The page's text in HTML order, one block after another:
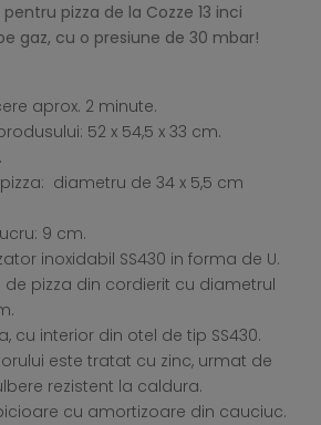
pizza de la Cozze 13 inci
pe gaz, cu o presiune de 30 mbar!
aprox. 2 minute.
52 x 54,5 x 33 cm.
diametru de 34 x 5,5 cm
9 cm.
inoxidabil SS430 in forma de U.
pizza din cordierit cu diametrul
cu interior din otel de tip SS430.
este tratat cu zinc, urmat de
rezistent la caldura.
cu amortizoare din cauciuc.